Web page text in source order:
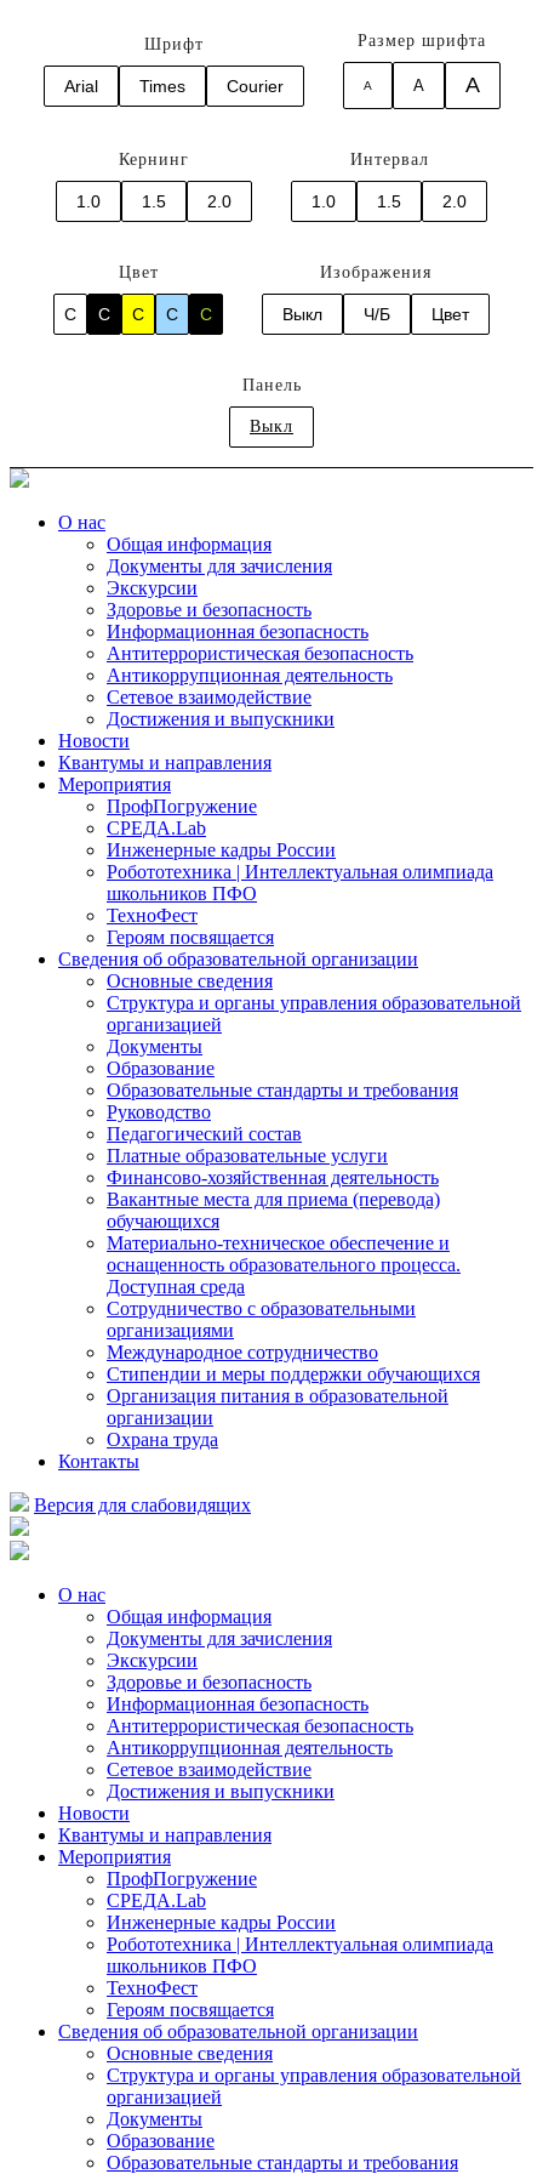
Шрифт
Arial Times Courier
Размер шрифта
A A A
Кернинг
1.0 1.5 2.0
Интервал
1.0 1.5 2.0
Цвет
C C C C C
Изображения
Выкл Ч/Б Цвет
Панель
Выкл
О нас
Общая информация
Документы для зачисления
Экскурсии
Здоровье и безопасность
Информационная безопасность
Антитеррористическая безопасность
Антикоррупционная деятельность
Сетевое взаимодействие
Достижения и выпускники
Новости
Квантумы и направления
Мероприятия
ПрофПогружение
СРЕДА.Lab
Инженерные кадры России
Робототехника | Интеллектуальная олимпиада
школьников ПФО
ТехноФест
Героям посвящается
Сведения об образовательной организации
Основные сведения
Структура и органы управления образовательной
организацией
Документы
Образование
Образовательные стандарты и требования
Руководство
Педагогический состав
Платные образовательные услуги
Финансово-хозяйственная деятельность
Вакантные места для приема (перевода)
обучающихся
Материально-техническое обеспечение и
оснащенность образовательного процесса.
Доступная среда
Сотрудничество с образовательными
организациями
Международное сотрудничество
Стипендии и меры поддержки обучающихся
Организация питания в образовательной
организации
Охрана труда
Контакты
Версия для слабовидящих
О нас
Общая информация
Документы для зачисления
Экскурсии
Здоровье и безопасность
Информационная безопасность
Антитеррористическая безопасность
Антикоррупционная деятельность
Сетевое взаимодействие
Достижения и выпускники
Новости
Квантумы и направления
Мероприятия
ПрофПогружение
СРЕДА.Lab
Инженерные кадры России
Робототехника | Интеллектуальная олимпиада
школьников ПФО
ТехноФест
Героям посвящается
Сведения об образовательной организации
Основные сведения
Структура и органы управления образовательной
организацией
Документы
Образование
Образовательные стандарты и требования